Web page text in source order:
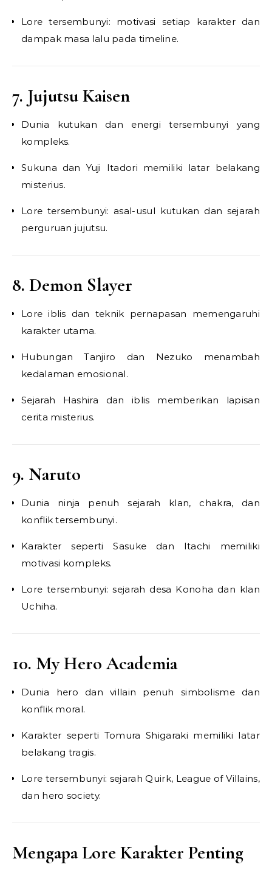
Lore tersembunyi: motivasi setiap karakter dan
dampak masa lalu pada timeline.
7. Jujutsu Kaisen
Dunia kutukan dan energi tersembunyi yang
kompleks.
Sukuna dan Yuji Itadori memiliki latar belakang
misterius.
Lore tersembunyi: asal-usul kutukan dan sejarah
perguruan jujutsu.
8. Demon Slayer
Lore iblis dan teknik pernapasan memengaruhi
karakter utama.
Hubungan Tanjiro dan Nezuko menambah
kedalaman emosional.
Sejarah Hashira dan iblis memberikan lapisan
cerita misterius.
9. Naruto
Dunia ninja penuh sejarah klan, chakra, dan
konflik tersembunyi.
Karakter seperti Sasuke dan Itachi memiliki
motivasi kompleks.
Lore tersembunyi: sejarah desa Konoha dan klan
Uchiha.
10. My Hero Academia
Dunia hero dan villain penuh simbolisme dan
konflik moral.
Karakter seperti Tomura Shigaraki memiliki latar
belakang tragis.
Lore tersembunyi: sejarah Quirk, League of Villains,
dan hero society.
Mengapa Lore Karakter Penting